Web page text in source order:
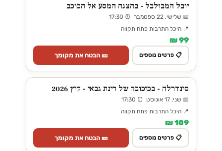
יובל המבולבל - בהצגה המסע אל הכוכב
📅 שלישי, 22 ספטמבר ⏰ 17:30
📍 היכל התרבות פתח תקווה
99 ₪
📋 פרטים נוספים 🎫 הבטח את מקומך
סינדרלה - בכיכובה של רינת גבאי - קיץ 2026
📅 שני, 17 אוגוסט ⏰ 17:30
📍 היכל התרבות פתח תקווה
109 ₪
📋 פרטים נוספים 🎫 הבטח את מקומך